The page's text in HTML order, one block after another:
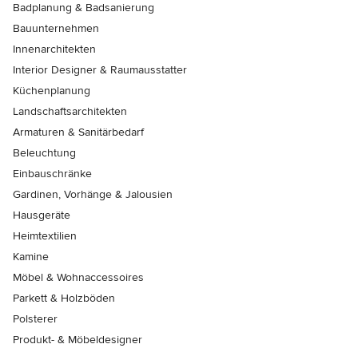
Badplanung & Badsanierung
Bauunternehmen
Innenarchitekten
Interior Designer & Raumausstatter
Küchenplanung
Landschaftsarchitekten
Armaturen & Sanitärbedarf
Beleuchtung
Einbauschränke
Gardinen, Vorhänge & Jalousien
Hausgeräte
Heimtextilien
Kamine
Möbel & Wohnaccessoires
Parkett & Holzböden
Polsterer
Produkt- & Möbeldesigner